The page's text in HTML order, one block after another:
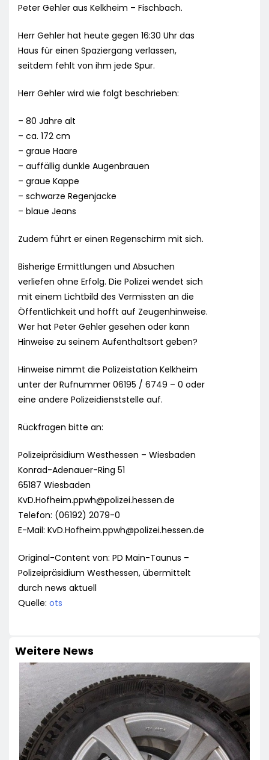
Peter Gehler aus Kelkheim – Fischbach.
Herr Gehler hat heute gegen 16:30 Uhr das
Haus für einen Spaziergang verlassen,
seitdem fehlt von ihm jede Spur.
Herr Gehler wird wie folgt beschrieben:
– 80 Jahre alt
– ca. 172 cm
– graue Haare
– auffällig dunkle Augenbrauen
– graue Kappe
– schwarze Regenjacke
– blaue Jeans
Zudem führt er einen Regenschirm mit sich.
Bisherige Ermittlungen und Absuchen
verliefen ohne Erfolg. Die Polizei wendet sich
mit einem Lichtbild des Vermissten an die
Öffentlichkeit und hofft auf Zeugenhinweise.
Wer hat Peter Gehler gesehen oder kann
Hinweise zu seinem Aufenthaltsort geben?
Hinweise nimmt die Polizeistation Kelkheim
unter der Rufnummer 06195 / 6749 – 0 oder
eine andere Polizeidienststelle auf.
Rückfragen bitte an:
Polizeipräsidium Westhessen – Wiesbaden
Konrad-Adenauer-Ring 51
65187 Wiesbaden
KvD.Hofheim.ppwh@polizei.hessen.de
Telefon: (06192) 2079-0
E-Mail: KvD.Hofheim.ppwh@polizei.hessen.de
Original-Content von: PD Main-Taunus –
Polizeipräsidium Westhessen, übermittelt
durch news aktuell
Quelle: ots
Weitere News